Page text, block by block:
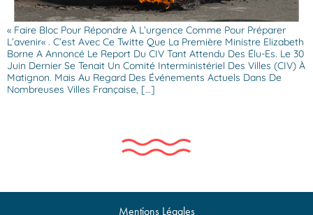
« Faire Bloc Pour Répondre À L’urgence Comme Pour Préparer
L’avenir« . C’est Avec Ce Twitte Que La Première Ministre Elizabeth
Borne A Annoncé Le Report Du CIV Tant Attendu Des Élu-Es. Le 30
Juin Dernier Se Tenait Un Comité Interministériel Des Villes (CIV) À
Matignon. Mais Au Regard Des Événements Actuels Dans De
Nombreuses Villes Française, […]
Mentions Légales